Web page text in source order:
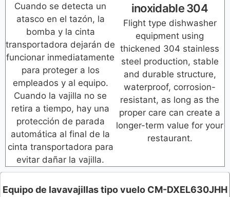
Cuando se detecta un
atasco en el tazón, la
bomba y la cinta
transportadora dejarán de
funcionar inmediatamente
para proteger a los
empleados y al equipo.
Cuando la vajilla no se
retira a tiempo, hay una
protección de parada
automática al final de la
cinta transportadora para
evitar dañar la vajilla.
inoxidable 304
Flight type dishwasher
equipment using
thickened 304 stainless
steel production, stable
and durable structure,
waterproof, corrosion-
resistant, as long as the
proper care can create a
longer-term value for your
restaurant.
Equipo de lavavajillas tipo vuelo CM-DXEL630JHH